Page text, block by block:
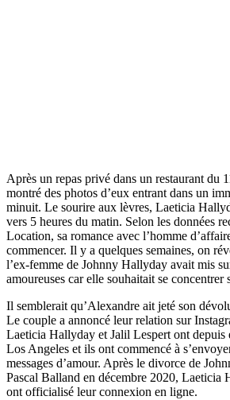
Après un repas privé dans un restaurant du
montré des photos d’eux entrant dans un
minuit. Le sourire aux lèvres, Laeticia
vers 5 heures du matin. Selon les données
Location, sa romance avec l’homme
commencer. Il y a quelques semaines, on
l’ex-femme de Johnny Hallyday avait mis
amoureuses car elle souhaitait se concentrer
Il semblerait qu’Alexandre ait jeté son
Le couple a annoncé leur relation sur
Laeticia Hallyday et Jalil Lespert ont depuis
Los Angeles et ils ont commencé à
messages d’amour. Après le divorce de
Pascal Balland en décembre 2020, Laeticia
ont officialisé leur connexion en ligne.